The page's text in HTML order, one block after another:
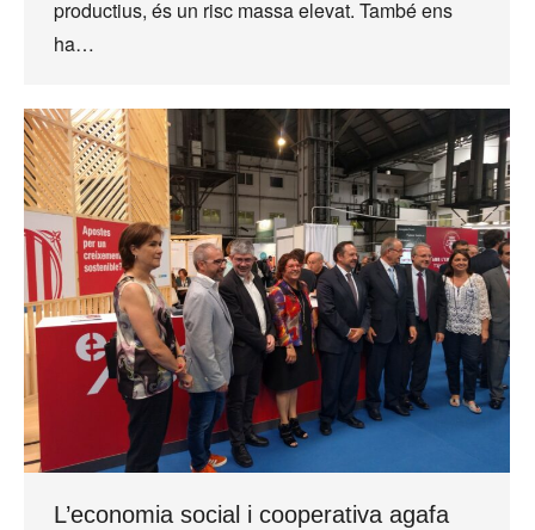
productius, és un risc massa elevat. També ens
ha…
L’economia social i cooperativa agafa